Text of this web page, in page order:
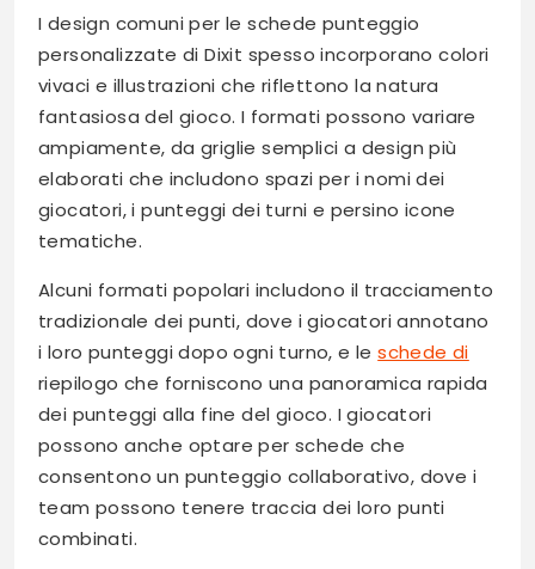
I design comuni per le schede punteggio
personalizzate di Dixit spesso incorporano colori
vivaci e illustrazioni che riflettono la natura
fantasiosa del gioco. I formati possono variare
ampiamente, da griglie semplici a design più
elaborati che includono spazi per i nomi dei
giocatori, i punteggi dei turni e persino icone
tematiche.
Alcuni formati popolari includono il tracciamento
tradizionale dei punti, dove i giocatori annotano
i loro punteggi dopo ogni turno, e leschede di
riepilogo che forniscono una panoramica rapida
dei punteggi alla fine del gioco. I giocatori
possono anche optare per schede che
consentono un punteggio collaborativo, dove i
team possono tenere traccia dei loro punti
combinati.